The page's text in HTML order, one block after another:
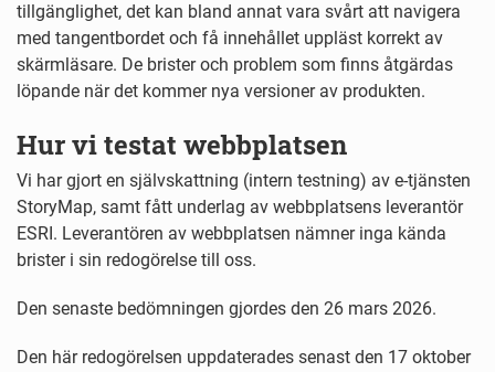
tillgänglighet, det kan bland annat vara svårt att navigera
med tangentbordet och få innehållet uppläst korrekt av
skärmläsare. De brister och problem som finns åtgärdas
löpande när det kommer nya versioner av produkten.
Hur vi testat webbplatsen
Vi har gjort en självskattning (intern testning) av e-tjänsten
StoryMap, samt fått underlag av webbplatsens leverantör
ESRI. Leverantören av webbplatsen nämner inga kända
brister i sin redogörelse till oss.
Den senaste bedömningen gjordes den 26 mars 2026.
Den här redogörelsen uppdaterades senast den 17 oktober